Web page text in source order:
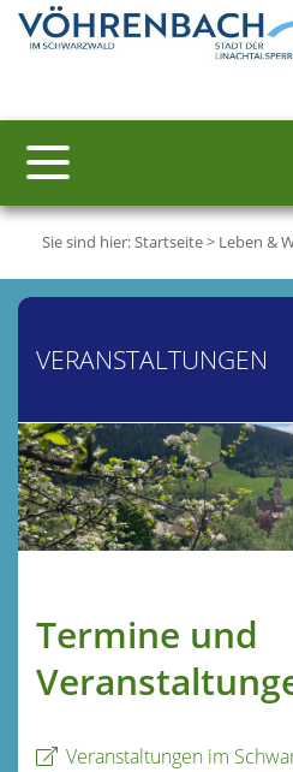
Sie sind hier:Startseite> Leben &
VERANSTALTUNGEN
Termine und
Veranstaltungen im